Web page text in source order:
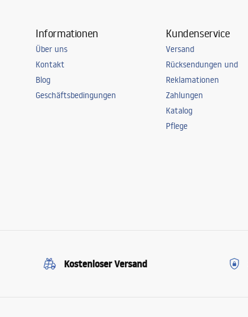
Informationen
Über uns
Kontakt
Blog
Geschäftsbedingungen
Kundenservice
Versand
Rücksendungen und
Reklamationen
Zahlungen
Katalog
Pflege
Kostenloser Versand